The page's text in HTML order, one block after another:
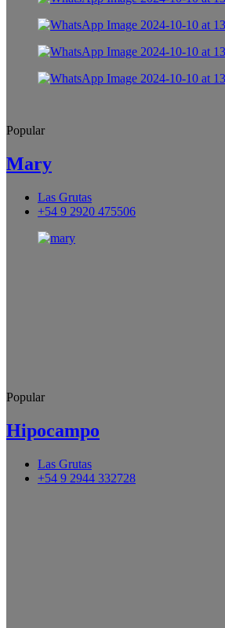
Popular
Mary
Las Grutas
+54 9 2920 475506
Popular
Hipocampo
Las Grutas
+54 9 2944 332728